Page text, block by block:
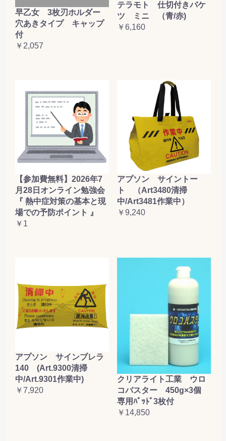
早乙女 3枚刃ホルダー
穴あきタイプ キャップ
付
￥2,057
テラモト 仕切付きバケ
ツ ミニ （青/赤)
￥6,160
【参加費無料】2026年7
月28日オンライン勉強会
『 熱中症対策の基本と現
場での予防ポイント 』
￥1
アプソン サイントー
ト （Art3480清掃
中/Art3481作業中）
￥9,240
アプソン サインブレラ
140 (Art.9300清掃
中/Art.9301作業中)
￥7,920
クリアライト工業 ウロ
コバスター 450g×3個
専用ﾊﾟｯﾄﾞ3枚付
￥14,850